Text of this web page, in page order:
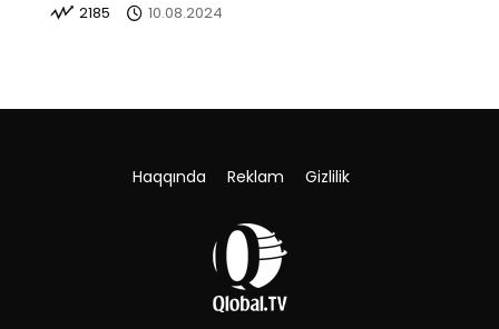
2185 10.08.2024
Haqqında Reklam Gizlilik